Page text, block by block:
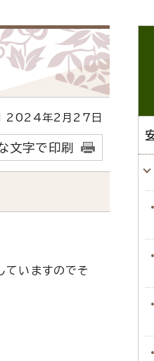
2024年2月27日
文字で印刷
ていますのでそ